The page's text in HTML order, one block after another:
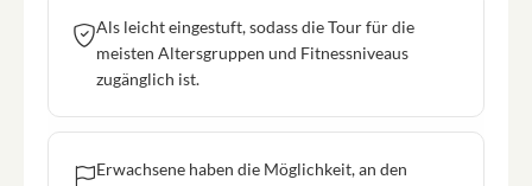
Als leicht eingestuft, sodass die Tour für die
meisten Altersgruppen und Fitnessniveaus
zugänglich ist.
Erwachsene haben die Möglichkeit, an den